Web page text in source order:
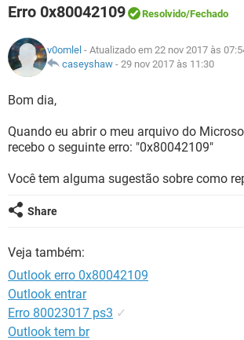
INSTAGRAM GMAIL
GUIA DE COMPRAS
INSTAGRAM GMAIL
GUIA DE COMPRAS
JOGOS WHATSAPP
CELULAR
OUTLOOK EXCEL
INSTAGRAM
JOGOS WHATSAPP
CELULAR
OUTLOOK
INSTAGRAM GMAIL
GLOSSÁRIO
JOGOS
OUTLOOK EXCEL
INSTAGRAM
GUIA DE COMPRAS
Erro 0x80042109 Resolvido/Fechado
v0omlel - Atualizado em 22 nov 2017 às
caseyshaw - 29 nov 2017 às 11:30
Bom dia,
Quando eu abrir o meu arquivo do
recebo o seguinte erro: "0x80042109"
Você tem alguma sugestão sobre como
Share
Veja também:
Outlook erro 0x80042109
Outlook entrar
Erro 80023017 ps3 ✓
Outlook tem br